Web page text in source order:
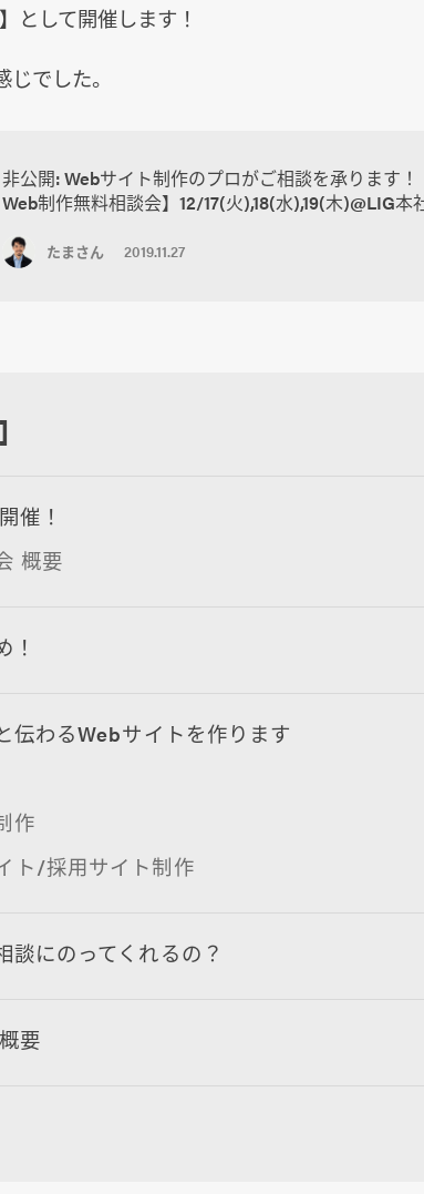
として開催します！
でした。
非公開: Webサイト制作のプロがご相談を承ります！
Web制作無料相談会】12/17(火),18(水),19(木)@LIG本
たまさん 2019.11.27
]
催！
概要
！
伝わるWebサイトを作ります
作
ト/採用サイト制作
談にのってくれるの？
要